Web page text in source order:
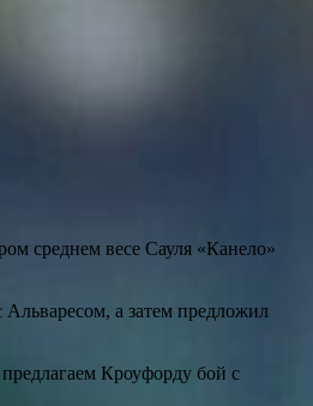
среднем весе Сауля «Канело»
Альваресом, а затем предложил
Кроуфорду бой с